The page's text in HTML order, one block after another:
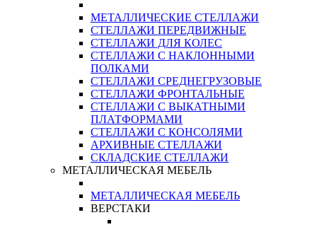
МЕТАЛЛИЧЕСКИЕ СТЕЛЛАЖИ
СТЕЛЛАЖИ ПЕРЕДВИЖНЫЕ
СТЕЛЛАЖИ ДЛЯ КОЛЕС
СТЕЛЛАЖИ С НАКЛОННЫМИ
ПОЛКАМИ
СТЕЛЛАЖИ СРЕДНЕГРУЗОВЫЕ
СТЕЛЛАЖИ ФРОНТАЛЬНЫЕ
СТЕЛЛАЖИ С ВЫКАТНЫМИ
ПЛАТФОРМАМИ
СТЕЛЛАЖИ С КОНСОЛЯМИ
АРХИВНЫЕ СТЕЛЛАЖИ
СКЛАДСКИЕ СТЕЛЛАЖИ
МЕТАЛЛИЧЕСКАЯ МЕБЕЛЬ
МЕТАЛЛИЧЕСКАЯ МЕБЕЛЬ
ВЕРСТАКИ